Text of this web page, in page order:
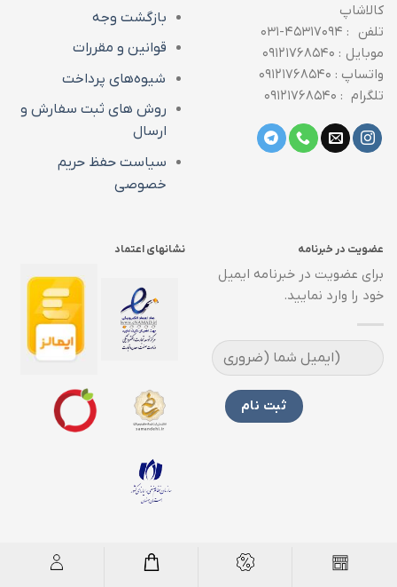
کالاشاپ
تلفن : ۴۵۳۱۷۰۹۴-۰۳۱
موبایل : ۰۹۱۲۱۷۶۸۵۴۰
واتساپ : ۰۹۱۲۱۷۶۸۵۴۰
تلگرام : ۰۹۱۲۱۷۶۸۵۴۰
بازگشت وجه
قوانین و مقررات
شیوه‌های پرداخت
روش های ثبت سفارش و
ارسال
سیاست حفظ حریم
خصوصی
عضویت در خبرنامه
برای عضویت در خبرنامه ایمیل
خود را وارد نمایید.
نشانهای اعتماد